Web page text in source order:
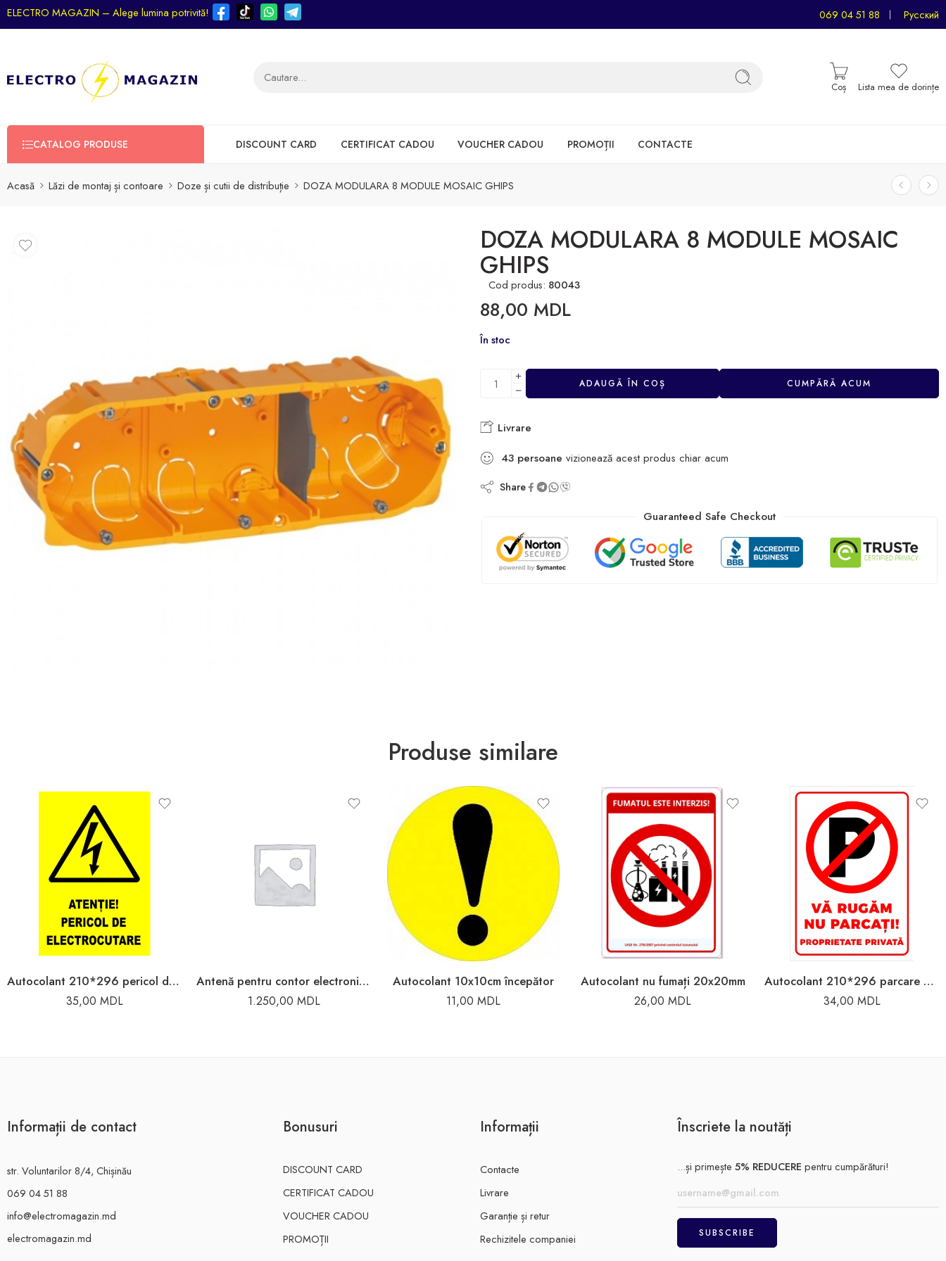
ELECTRO MAGAZIN – Alege lumina potrivită! 069 04 51 88 Русский
Coș Lista mea de dorințe
CATALOG PRODUSE DISCOUNT CARD CERTIFICAT CADOU VOUCHER CADOU PROMOȚII CONTACTE
Acasă Lăzi de montaj și contoare Doze și cutii de distribuție DOZA MODULARA 8 MODULE MOSAIC GHIPS
DOZA MODULARA 8 MODULE MOSAIC
GHIPS
Cod produs: 80043
88,00 MDL
În stoc
ADAUGĂ ÎN COȘ CUMPĂRĂ ACUM
Livrare
43 persoane vizionează acest produs chiar acum
Share
Guaranteed Safe Checkout
Produse similare
Autocolant 210*296 pericol de electrocutare
35,00 MDL
Antenă pentru contor electronic 3m
1.250,00 MDL
Autocolant 10x10cm începător
11,00 MDL
Autocolant nu fumați 20x20mm
26,00 MDL
Autocolant 210*296 parcare privată
34,00 MDL
Informații de contact
str. Voluntarilor 8/4, Chișinău
069 04 51 88
info@electromagazin.md
electromagazin.md
Bonusuri
DISCOUNT CARD
CERTIFICAT CADOU
VOUCHER CADOU
PROMOȚII
Informații
Contacte
Livrare
Garanție și retur
Rechizitele companiei
Înscriete la noutăți
...și primește 5% REDUCERE pentru cumpărături!